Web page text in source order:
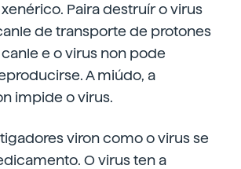
Paira destruír o virus
de transporte de protones
e o virus non pode
A miúdo, a
impide o virus.
viron como o virus se
O virus ten a